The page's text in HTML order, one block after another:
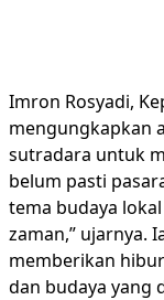
Imron Rosyadi,
mengungkapkan
sutradara untuk
belum pasti
tema budaya
zaman,” ujarnya.
memberikan
dan budaya yang